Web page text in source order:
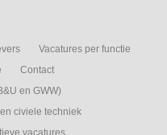
Vacatures per functie
Contact
en GWW)
civiele techniek
vacatures